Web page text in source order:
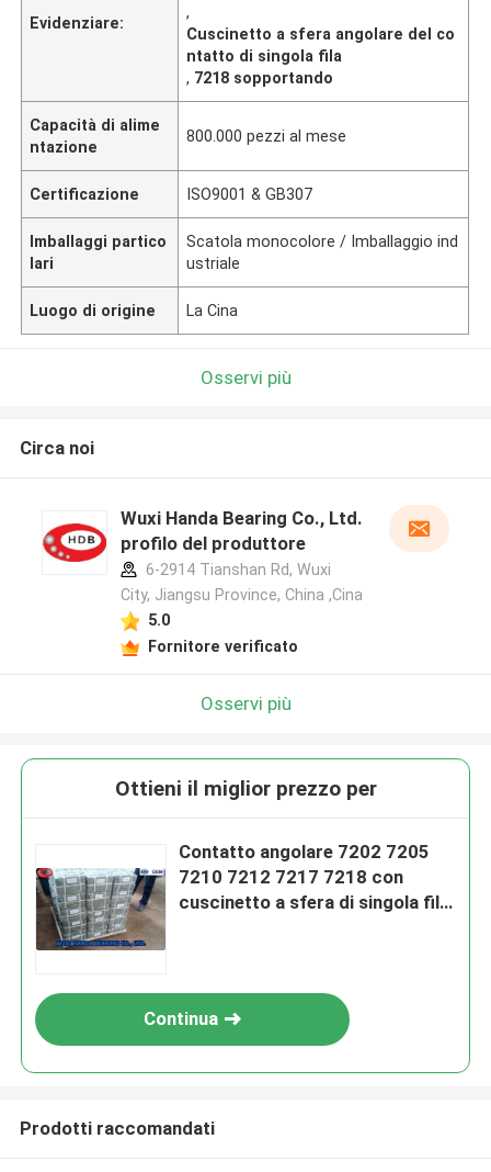
Evidenziare:
,
Cuscinetto a sfera angolare del co
ntatto di singola fila
, 7218 sopportando
Capacità di alime
ntazione
800.000 pezzi al mese
Certificazione ISO9001 & GB307
Imballaggi partico
lari
Scatola monocolore / Imballaggio ind
ustriale
Luogo di origine La Cina
Osservi più
Circa noi
Wuxi Handa Bearing Co., Ltd.
profilo del produttore
6-2914 Tianshan Rd, Wuxi
City, Jiangsu Province, China ,Cina
5.0
Fornitore verificato
Osservi più
Ottieni il miglior prezzo per
Contatto angolare 7202 7205
7210 7212 7217 7218 con
cuscinetto a sfera di singola fila
Continua
Prodotti raccomandati